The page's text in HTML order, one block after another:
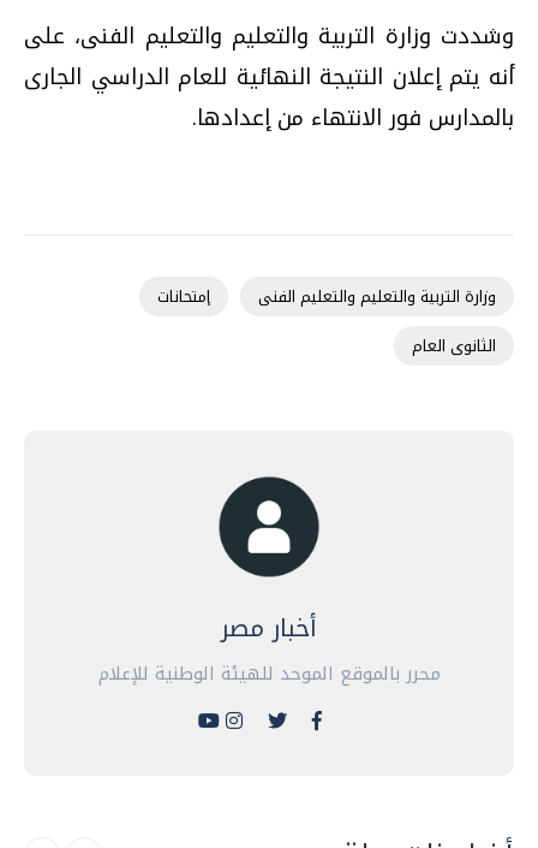
وشددت وزارة التربية والتعليم والتعليم الفنى، على
أنه يتم إعلان النتيجة النهائية للعام الدراسي الجارى
بالمدارس فور الانتهاء من إعدادها.
وزارة التربية والتعليم والتعليم الفنى
إمتحانات
الثانوى العام
أخبار مصر
محرر بالموقع الموحد للهيئة الوطنية للإعلام